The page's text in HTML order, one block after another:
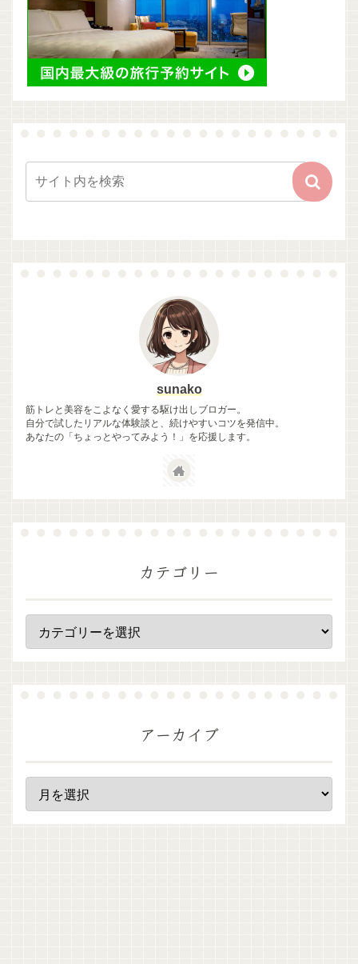
sunako
筋トレと美容をこよなく愛する駆け出しブロガー。
自分で試したリアルな体験談と、続けやすいコツを発信中。
あなたの「ちょっとやってみよう！」を応援します。
カテゴリー
アーカイブ